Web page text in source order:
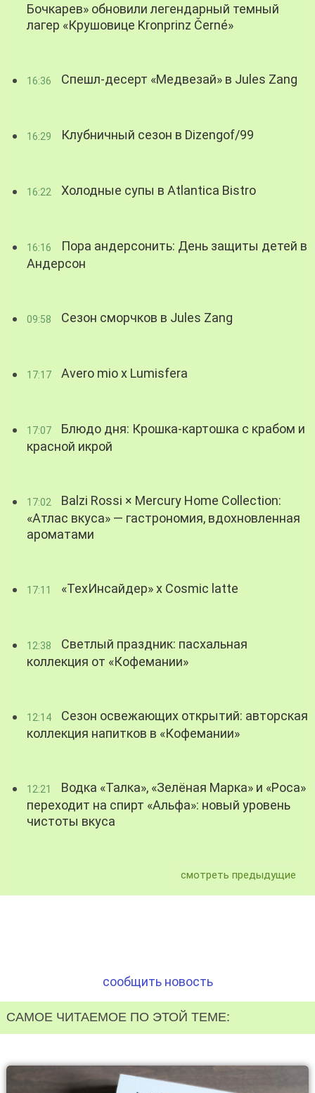
Бочкарев» обновили легендарный темный
лагер «Крушовице Kronprinz Černé»
16:36 Спешл-десерт «Медвезай» в Jules Zang
16:29 Клубничный сезон в Dizengof/99
16:22 Холодные супы в Atlantica Bistro
16:16
Пора андерсонить: День защиты детей в
Андерсон
09:58 Сезон сморчков в Jules Zang
17:17 Avero mio x Lumisfera
17:07
Блюдо дня: Крошка-картошка с крабом и
красной икрой
17:02
Balzi Rossi × Mercury Home Collection:
«Атлас вкуса» — гастрономия, вдохновленная
ароматами
17:11 «ТехИнсайдер» х Cosmic latte
12:38
Светлый праздник: пасхальная
коллекция от «Кофемании»
12:14
Сезон освежающих открытий: авторская
коллекция напитков в «Кофемании»
12:21
Водка «Талка», «Зелёная Марка» и «Роса»
переходит на спирт «Альфа»: новый уровень
чистоты вкуса
смотреть предыдущие
сообщить новость
САМОЕ ЧИТАЕМОЕ ПО ЭТОЙ ТЕМЕ: